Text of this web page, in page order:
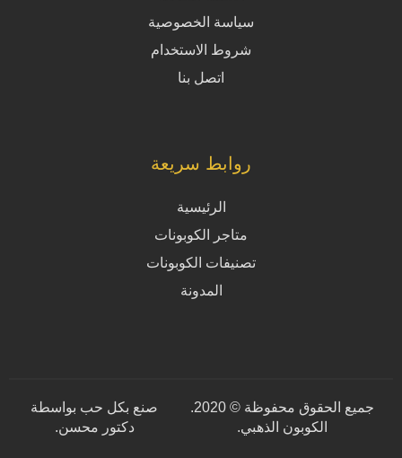
سياسة الخصوصية
شروط الاستخدام
اتصل بنا
روابط سريعة
الرئيسية
متاجر الكوبونات
تصنيفات الكوبونات
المدونة
جميع الحقوق محفوظة © 2020.
الكوبون الذهبي.
صنع بكل حب بواسطة
دكتور محسن.